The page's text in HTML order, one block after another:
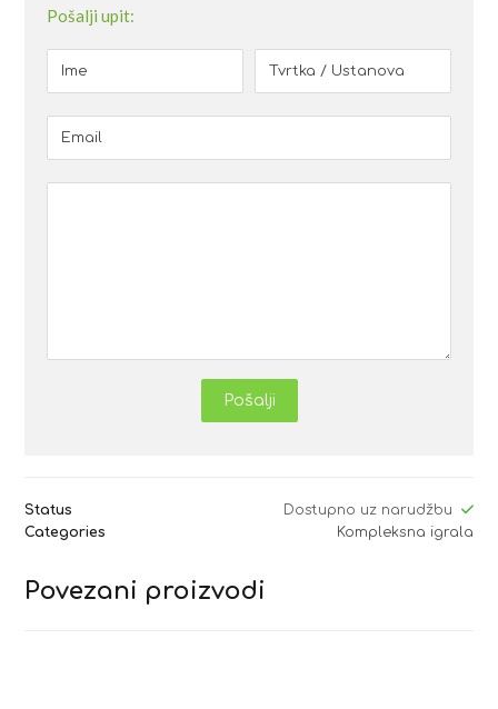
Pošalji upit:
Pošalji
Status
Dostupno uz narudžbu
Categories
Kompleksna igrala
Povezani proizvodi